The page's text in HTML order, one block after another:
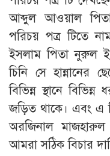
আব্দুল আওয়াল পিতা
পরিচয় পত্র টিতে
ইসলাম পিতা নুরুল
চিনি সে হান্নানের
বিভিন্ন স্থানে
জড়িত থাকে। এবং এ
অরজিনাল
আমরা সঠিক বিচার